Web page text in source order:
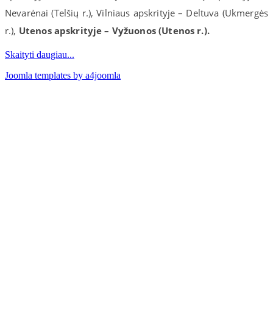
Nevarėnai (Telšių r.), Vilniaus apskrityje – Deltuva (Ukmergės
r.), Utenos apskrityje – Vyžuonos (Utenos r.).
Skaityti daugiau...
Joomla templates by a4joomla